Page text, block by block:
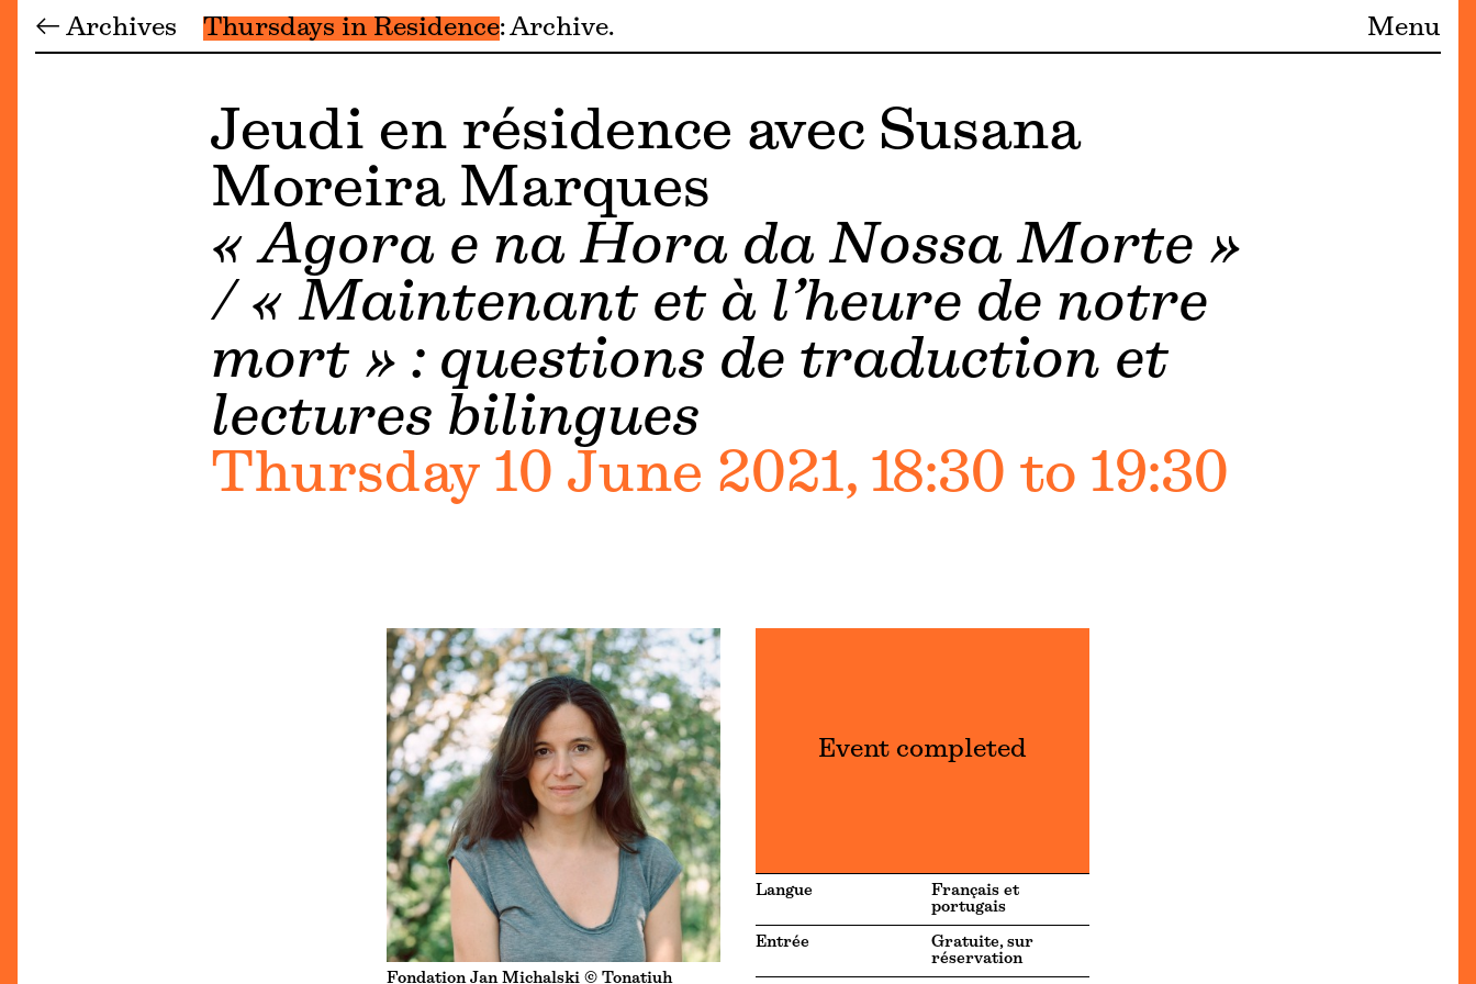
← Archives Thursdays in Residence Archive Menu
Jeudi en résidence avec Susana
Moreira Marques
« Agora e na Hora da Nossa Morte »
/ « Maintenant et à l’heure de notre
mort » : questions de traduction et
lectures bilingues
Thursday 10 June 2021, 18:30 to 19:30
Fondation Jan Michalski © Tonatiuh
Event completed
Langue
Français et
portugais
Entrée
Gratuite, sur
réservation